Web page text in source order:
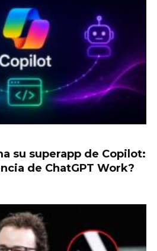
su superapp de Copilot:
de ChatGPT Work?